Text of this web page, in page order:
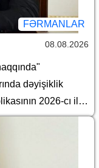
FƏRMANLAR
08.08.2026
dəyişiklik
2026-cı il
tətbiqi və